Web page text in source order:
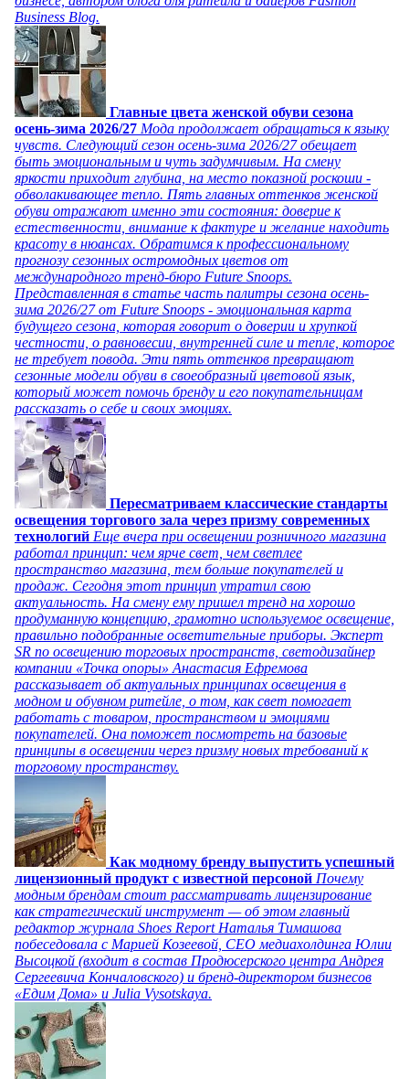
Business Blog.
Главные цвета женской обуви сезона
осень-зима 2026/27 Мода продолжает обращаться к языку
чувств. Следующий сезон осень-зима 2026/27 обещает
быть эмоциональным и чуть задумчивым. На смену
яркости приходит глубина, на место показной роскоши -
обволакивающее тепло. Пять главных оттенков женской
обуви отражают именно эти состояния: доверие к
естественности, внимание к фактуре и желание находить
красоту в нюансах. Обратимся к профессиональному
прогнозу сезонных остромодных цветов от
международного тренд-бюро Future Snoops.
Представленная в статье часть палитры сезона осень-
зима 2026/27 от Future Snoops - эмоциональная карта
будущего сезона, которая говорит о доверии и хрупкой
честности, о равновесии, внутренней силе и тепле, которое
не требует повода. Эти пять оттенков превращают
сезонные модели обуви в своеобразный цветовой язык,
который может помочь бренду и его покупательницам
рассказать о себе и своих эмоциях.
Пересматриваем классические стандарты
освещения торгового зала через призму современных
технологий Еще вчера при освещении розничного магазина
работал принцип: чем ярче свет, чем светлее
пространство магазина, тем больше покупателей и
продаж. Сегодня этот принцип утратил свою
актуальность. На смену ему пришел тренд на хорошо
продуманную концепцию, грамотно используемое освещение,
правильно подобранные осветительные приборы. Эксперт
SR по освещению торговых пространств, светодизайнер
компании «Точка опоры» Анастасия Ефремова
рассказывает об актуальных принципах освещения в
модном и обувном ритейле, о том, как свет помогает
работать с товаром, пространством и эмоциями
покупателей. Она поможет посмотреть на базовые
принципы в освещении через призму новых требований к
торговому пространству.
Как модному бренду выпустить успешный
лицензионный продукт с известной персоной Почему
модным брендам стоит рассматривать лицензирование
как стратегический инструмент — об этом главный
редактор журнала Shoes Report Наталья Тимашова
побеседовала с Марией Козеевой, СЕО медиахолдинга Юлии
Высоцкой (входит в состав Продюсерского центра Андрея
Сергеевича Кончаловского) и бренд-директором бизнесов
«Едим Дома» и Julia Vysotskaya.